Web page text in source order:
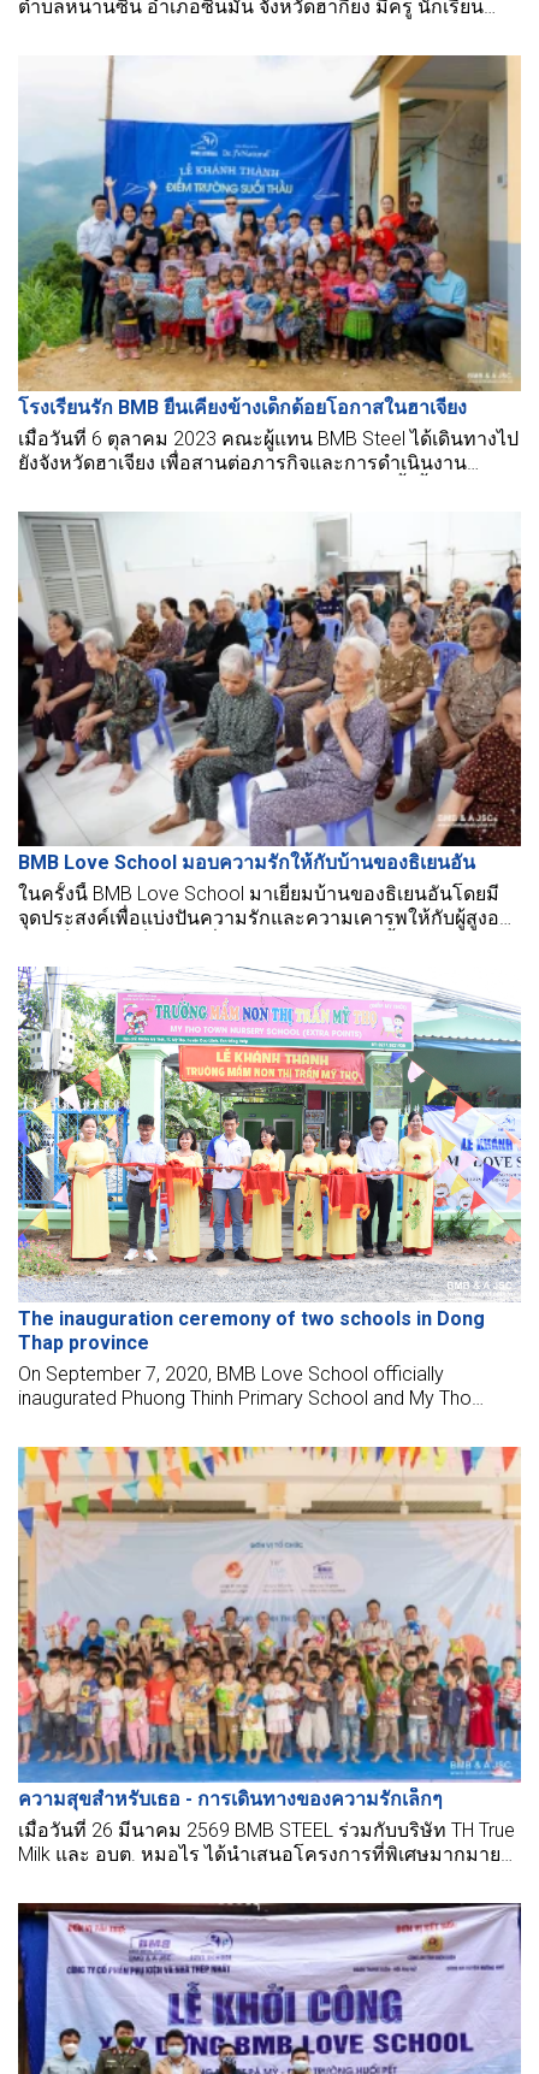
ตำบลหนานซิน อำเภอซินมัน จังหวัดฮากียง มีครู นักเรียน
โรงเรียนรัก BMB ยืนเคียงข้างเด็กด้อยโอกาสในฮาเจียง
เมื่อวันที่ 6 ตุลาคม 2023 คณะผู้แทน BMB Steel ได้เดินทางไป
ยังจังหวัดฮาเจียง เพื่อสานต่อภารกิจและการดำเนินงาน
ในพิธีลงนามการสนับสนุนเพื่อสร้างโรงเรียนธังลอยและเปิด
โรงเรียนซุยเทาในอำเภอซินมัน จังหวัดฮาเจียง
BMB Love School มอบความรักให้กับบ้านของธิเยนอัน
ในครั้งนี้ BMB Love School มาเยี่ยมบ้านของธิเยนอันโดยมี
จุดประสงค์เพื่อแบ่งปันความรักและความเคารพให้กับผู้สูงอายุ
เสียงหัวเราะมากมายมาสู่เด็กๆ และผู้สูงอายุ
The inauguration ceremony of two schools in Dong
Thap province
On September 7, 2020, BMB Love School officially
inaugurated Phuong Thinh Primary School and My Tho
ความสุขสำหรับเธอ - การเดินทางของความรักเล็กๆ
เมื่อวันที่ 26 มีนาคม 2569 BMB STEEL ร่วมกับบริษัท TH True
Milk และ อบต. หมอไร ได้นำเสนอโครงการที่พิเศษมากมาย